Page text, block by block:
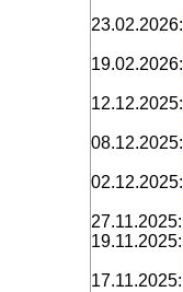
23.02.2026:
19.02.2026:
12.12.2025:
08.12.2025:
02.12.2025:
27.11.2025:
19.11.2025:
17.11.2025: